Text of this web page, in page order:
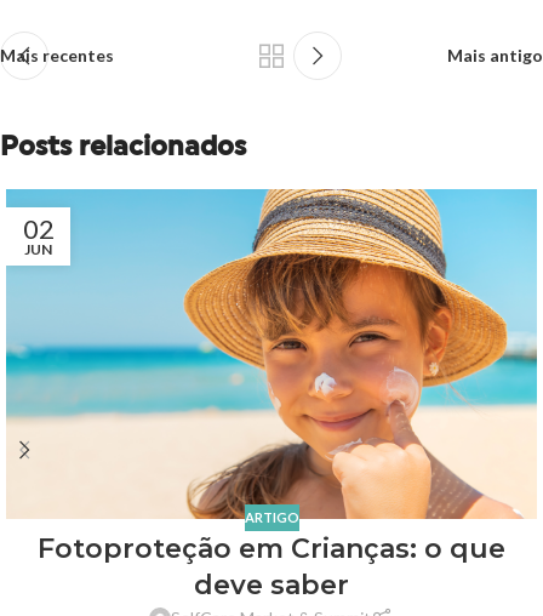
Mais recentes Mais antigo
Posts relacionados
02
JUN
ARTIGO
Fotoproteção em Crianças: o que
deve saber